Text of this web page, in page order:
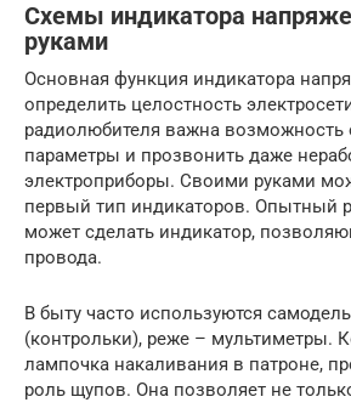
Схемы индикатора
руками
Основная функция индикатора
определить целостность
радиолюбителя важна возможность
параметры и прозвонить даже
электроприборы. Своими руками
первый тип индикаторов. Опытный
может сделать индикатор,
провода.
В быту часто используются
(контрольки), реже – мультиметры.
лампочка накаливания в патроне,
роль щупов. Она позволяет не